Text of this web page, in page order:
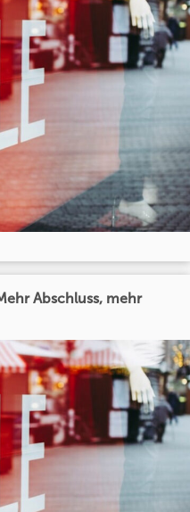
Abschluss, mehr